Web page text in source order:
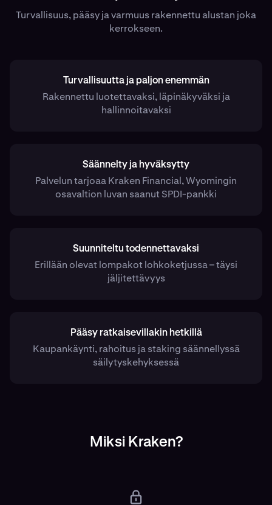
Turvallisuus, pääsy ja varmuus rakennettu alustan joka
kerrokseen.
Turvallisuutta ja paljon enemmän
Rakennettu luotettavaksi, läpinäkyväksi ja
hallinnoitavaksi
Säännelty ja hyväksytty
Palvelun tarjoaa Kraken Financial, Wyomingin
osavaltion luvan saanut SPDI-pankki
Suunniteltu todennettavaksi
Erillään olevat lompakot lohkoketjussa – täysi
jäljitettävyys
Pääsy ratkaisevillakin hetkillä
Kaupankäynti, rahoitus ja staking säännellyssä
säilytyskehyksessä
Miksi Kraken?